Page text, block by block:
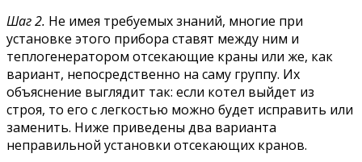
Шаг 2. Не имея требуемых знаний, многие при
установке этого прибора ставят между ним и
теплогенератором отсекающие краны или же, как
вариант, непосредственно на саму группу. Их
объяснение выглядит так: если котел выйдет из
строя, то его с легкостью можно будет исправить или
заменить. Ниже приведены два варианта
неправильной установки отсекающих кранов.